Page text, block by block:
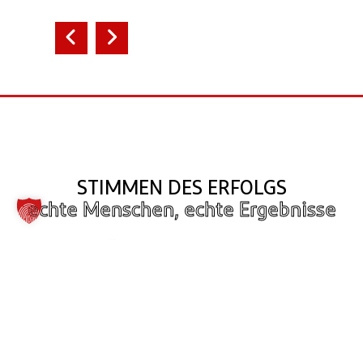
STIMMEN DES ERFOLGS
echte Menschen, echte Ergebnisse